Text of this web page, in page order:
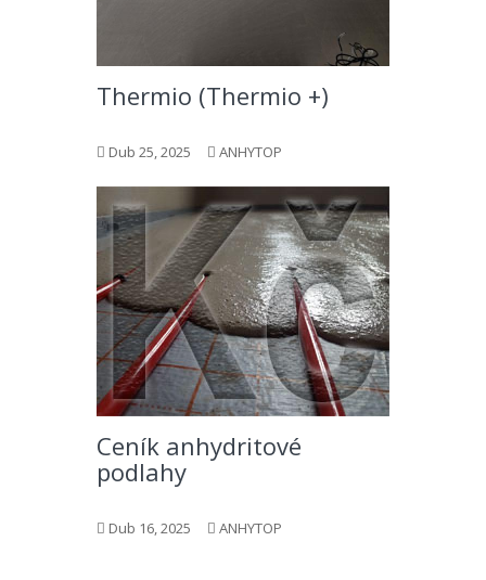
Thermio (Thermio +)
Dub 25, 2025 ANHYTOP
Ceník anhydritové
podlahy
Dub 16, 2025 ANHYTOP